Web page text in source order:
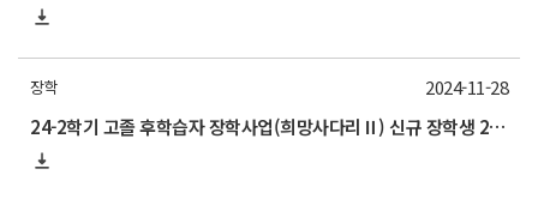
장학
24-2학기 고졸 후학습자 장학사업(희망사다리Ⅱ) 신규 장학생 2차 선발 안내
2024-11-28